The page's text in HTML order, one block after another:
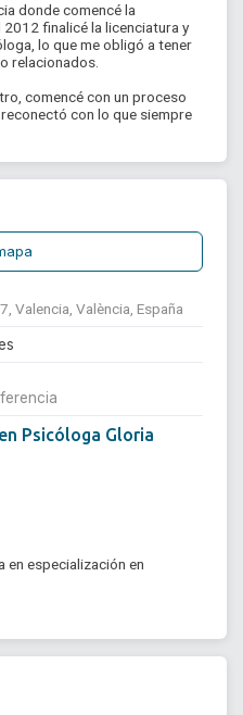
donde comencé la
2012 finalicé la licenciatura y
lo que me obligó a tener
relacionados.
comencé con un proceso
con lo que siempre
Valencia, València, España
Psicóloga Gloria
en especialización en